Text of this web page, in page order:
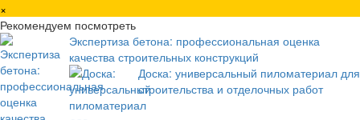
×
Рекомендуем посмотреть
Экспертиза бетона: профессиональная оценка
качества строительных конструкций
Доска: универсальный пиломатериал для
строительства и отделочных работ